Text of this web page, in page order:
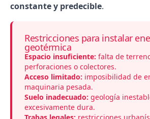
constante y predecible.
Restricciones para instalar
geotérmica
Espacio insuficiente: falta de
perforaciones o colectores.
Acceso limitado: imposibilidad de
maquinaria pesada.
Suelo inadecuado: geología
excesivamente dura.